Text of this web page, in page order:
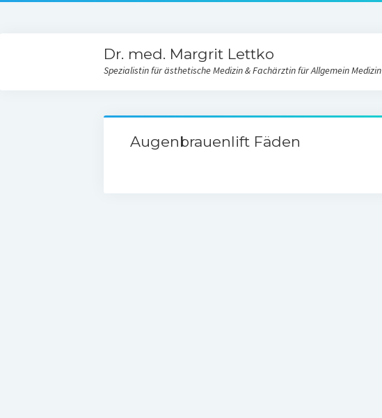
Dr. med. Margrit Lettko
Spezialistin für ästhetische Medizin & Fachärztin für Allgemein Medizin
Augenbrauenlift Fäden